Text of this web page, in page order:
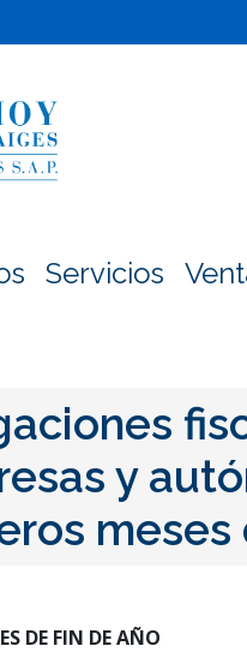
Servicios
y
meses
DE FIN DE AÑO